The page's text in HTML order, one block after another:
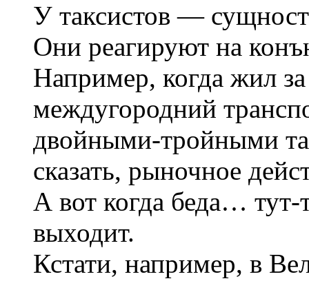
У таксистов —
Они реагируют на
Например, когда жил
междугородний
двойными-тройными
сказать, рыночное
А вот когда беда… тут-
выходит.
Кстати, например, в